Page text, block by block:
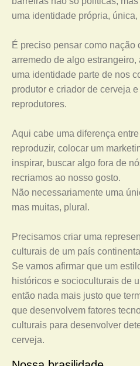
uma identidade própria,
É preciso pensar como nação
arremedo de algo
uma identidade parte de nos
produtor e criador de cerveja
reprodutores.
Aqui cabe uma diferença
reproduzir, colocar um
inspirar, buscar algo fora de
recriamos ao nosso gosto.
Não necessariamente uma
mas muitas, plural.
Precisamos criar uma
culturais de um país
Se vamos afirmar que um
históricos e socioculturais de
então nada mais justo que
que desenvolvem fatores
culturais para desenvolver
cerveja.